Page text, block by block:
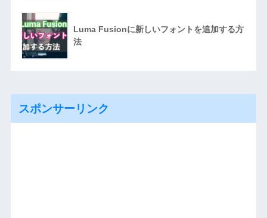
Luma Fusionに新しいフォントを追加する方
法
スポンサーリンク